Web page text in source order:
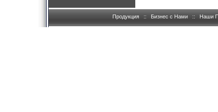
Продукция :: Бизнес с Нами :: Наши